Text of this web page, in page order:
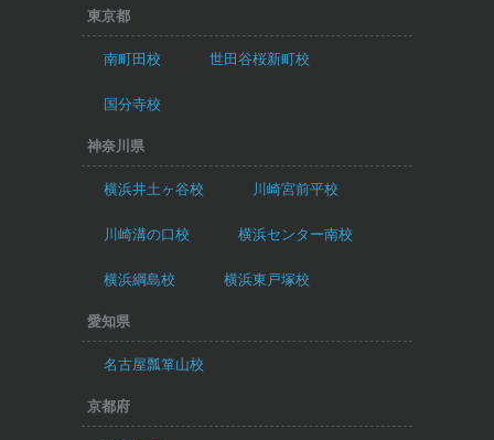
東京都
南町田校 世田谷桜新町校
国分寺校
神奈川県
横浜井土ヶ谷校 川崎宮前平校
川崎溝の口校 横浜センター南校
横浜綱島校 横浜東戸塚校
愛知県
名古屋瓢箪山校
京都府